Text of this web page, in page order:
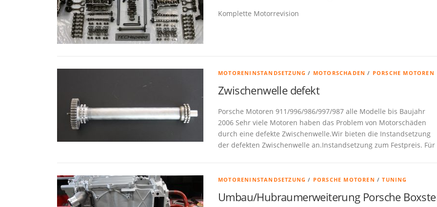
Komplette Motorrevision
MOTORENINSTANDSETZUNG / MOTORSCHADEN / PORSCHE MOTOREN
Zwischenwelle defekt
Porsche Motoren 911/996/986/997/987 alle Modelle bis Baujahr
2006 Sehr viele Motoren haben das Problem von Motorschäden
durch eine defekte Zwischenwelle.Wir bieten die Instandsetzung
der defekten Zwischenwelle an.Instandsetzung zum Festpreis.
MOTORENINSTANDSETZUNG / PORSCHE MOTOREN /TUNING
Umbau/Hubraumerweiterung Porsche